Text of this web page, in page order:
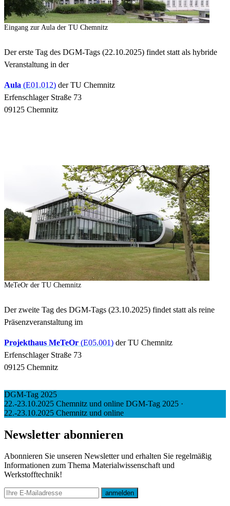
Eingang zur Aula der TU Chemnitz
Der erste Tag des DGM-Tags (22.10.2025) findet statt als hybride
Veranstaltung in der
Aula (E01.012) der TU Chemnitz
Erfenschlager Straße 73
09125 Chemnitz
MeTeOr der TU Chemnitz
Der zweite Tag des DGM-Tags (23.10.2025) findet statt als reine
Präsenzveranstaltung im
Projekthaus MeTeOr (E05.001) der TU Chemnitz
Erfenschlager Straße 73
09125 Chemnitz
DGM-Tag 2025
22.-23.10.2025 Chemnitz und online DGM-Tag 2025 ·
22.-23.10.2025 Chemnitz und online
Newsletter abonnieren
Abonnieren Sie unseren Newsletter und erhalten Sie regelmäßig
Informationen zum Thema Materialwissenschaft und
Werkstofftechnik!
E-mail
anmelden